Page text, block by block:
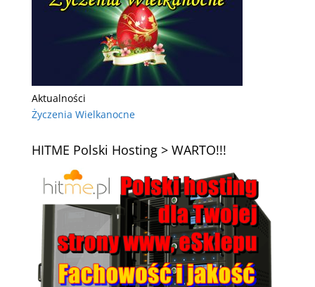
Aktualności
Życzenia Wielkanocne
HITME Polski Hosting > WARTO!!!